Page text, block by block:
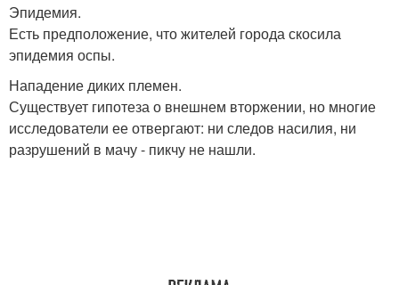
Эпидемия.
Есть предположение, что жителей города скосила
эпидемия оспы.
Нападение диких племен.
Существует гипотеза о внешнем вторжении, но многие
исследователи ее отвергают: ни следов насилия, ни
разрушений в мачу - пикчу не нашли.